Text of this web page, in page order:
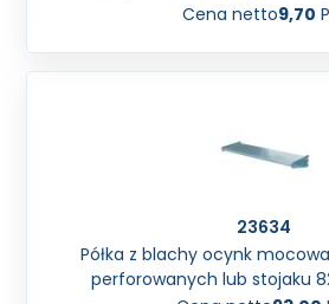
Cena netto9,70
23634
Półka z blachy ocynk
perforowanych lub stojaku